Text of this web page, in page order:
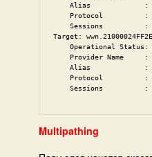
Alias             :
Protocol          :
Sessions          :
Target:
Operational Status:
Provider Name     :
Alias             :
Protocol          :
Sessions          :
Multipathing